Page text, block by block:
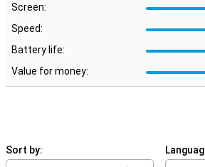
Screen:
Speed:
Battery life:
Value for money:
Sort by: